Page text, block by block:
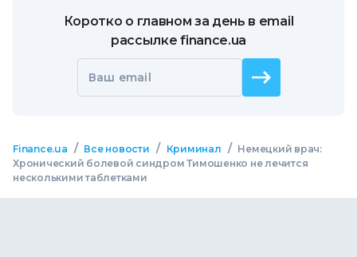
Коротко о главном за день в email
рассылке finance.ua
Ваш email
Finance.ua / Все новости / Криминал / Немецкий врач:
Хронический болевой синдром Тимошенко не лечится
несколькими таблетками